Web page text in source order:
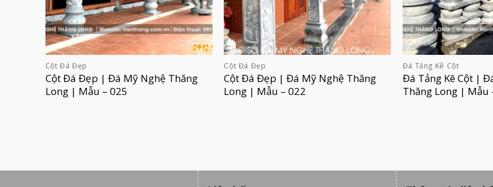
Cột Đá Đẹp
Cột Đá Đẹp | Đá Mỹ Nghệ Thăng
Long | Mẫu – 025
Cột Đá Đẹp
Cột Đá Đẹp | Đá Mỹ Nghệ Thăng
Long | Mẫu – 022
Đá Tảng Kê Cột
Đá Tảng Kê Cột |
Thăng Long | Mẫu